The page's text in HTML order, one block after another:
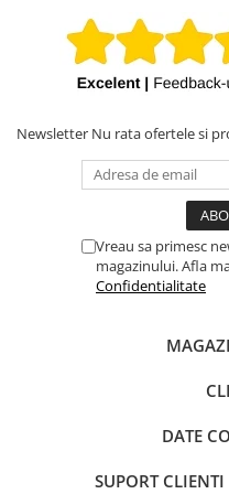
iPhone 8 Plus
iPhone 8
iPhone 7
iPhone SE 2020 2nd
iPhone SE 2022 3rd
iPhone 6 Plus
Newsletter Nu rata ofertele si
Vreau sa primesc
magazinului. Afla
Confidentialitate
DATE
SUPORT CLIENTI